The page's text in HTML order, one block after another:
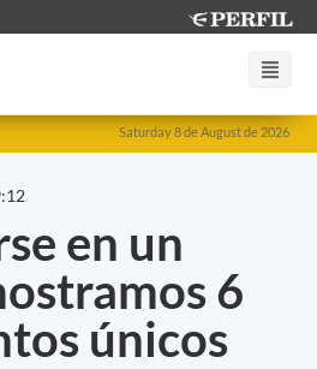
Saturday 8 de August de 2026
en un
6
únicos